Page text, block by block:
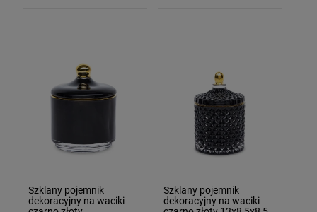
Szklany pojemnik
dekoracyjny na waciki
Szklany pojemnik
dekoracyjny na waciki